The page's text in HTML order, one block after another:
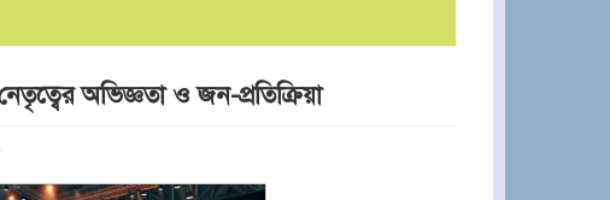
অভিজ্ঞতা ও জন-প্রতিক্রিয়া